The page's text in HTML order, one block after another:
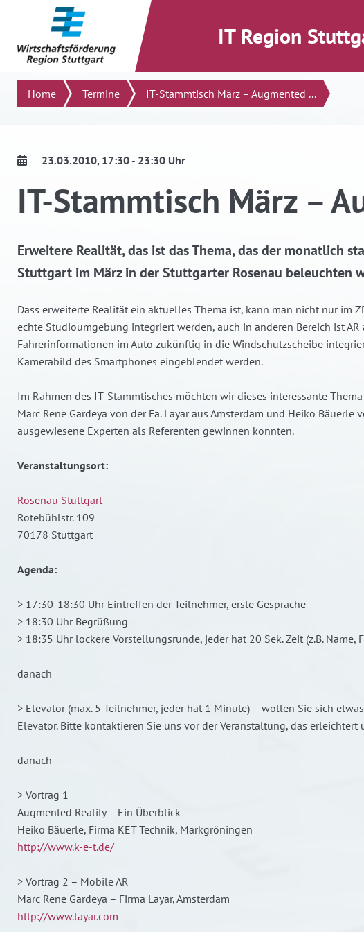
direkt zum Inhalt dieser Seite
direkt zum Menü springen
IT Region
Suchen
Home Termine IT-Stammtisch März – Augmented ...
23.03.2010, 17:30 - 23:30 Uhr
IT-Stammtisch März –
Erweitere Realität, das ist das Thema, das der monatlich
Stuttgart im März in der Stuttgarter Rosenau beleuchten
Dass erweiterte Realität ein aktuelles Thema ist, kann man nicht nur im
echte Studioumgebung integriert werden, auch in anderen Bereich ist
Fahrerinformationen im Auto zukünftig in die Windschutzscheibe
Kamerabild des Smartphones eingeblendet werden.
Im Rahmen des IT-Stammtisches möchten wir dieses interessante
Marc Rene Gardeya von der Fa. Layar aus Amsterdam und Heiko Bäuerle
ausgewiesene Experten als Referenten gewinnen konnten.
Veranstaltungsort:
Rosenau Stuttgart
Rotebühlstr. 109
70178 Stuttgart
Agenda:
> 17:30-18:30 Uhr Eintreffen der Teilnehmer, erste Gespräche
> 18:30 Uhr Begrüßung
> 18:35 Uhr lockere Vorstellungsrunde, jeder hat 20 Sek. Zeit (z.B. Name,
danach
> Elevator (max. 5 Teilnehmer, jeder hat 1 Minute) – wollen Sie sich
Elevator. Bitte kontaktieren Sie uns vor der Veranstaltung, das erleichtert
danach
> Vortrag 1
Augmented Reality – Ein Überblick
Heiko Bäuerle, Firma KET Technik, Markgröningen
http://www.k-e-t.de/
> Vortrag 2 – Mobile AR
Marc Rene Gardeya – Firma Layar, Amsterdam
http://www.layar.com